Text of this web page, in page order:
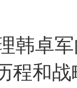
韩卓
和战